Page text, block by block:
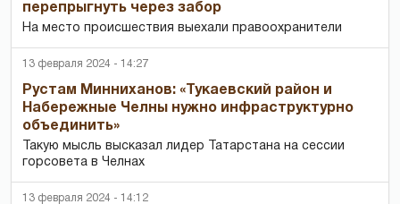
перепрыгнуть через забор
На место происшествия выехали правоохранители
13 февраля 2024 - 14:27
Рустам Минниханов: «Тукаевский район и
Набережные Челны нужно инфраструктурно
объединить»
Такую мысль высказал лидер Татарстана на сессии
горсовета в Челнах
13 февраля 2024 - 14:12